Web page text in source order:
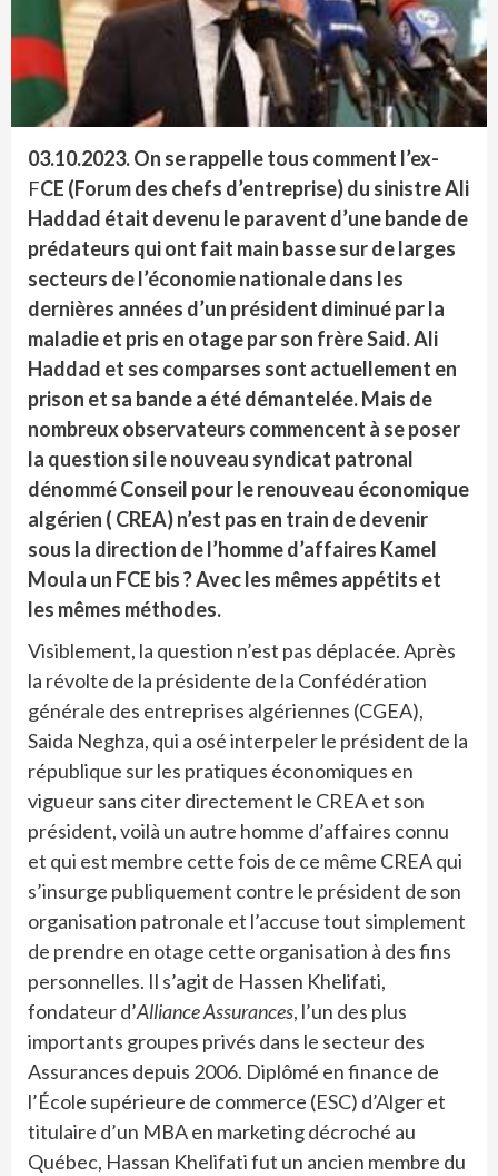
03.10.2023. On se rappelle tous comment l’ex-
FCE (Forum des chefs d’entreprise) du sinistre Ali
Haddad était devenu le paravent d’une bande de
prédateurs qui ont fait main basse sur de larges
secteurs de l’économie nationale dans les
dernières années d’un président diminué par la
maladie et pris en otage par son frère Said. Ali
Haddad et ses comparses sont actuellement en
prison et sa bande a été démantelée. Mais de
nombreux observateurs commencent à se poser
la question si le nouveau syndicat patronal
dénommé Conseil pour le renouveau économique
algérien ( CREA) n’est pas en train de devenir
sous la direction de l’homme d’affaires Kamel
Moula un FCE bis ? Avec les mêmes appétits et
les mêmes méthodes.
Visiblement, la question n’est pas déplacée. Après
la révolte de la présidente de la Confédération
générale des entreprises algériennes (CGEA),
Saida Neghza, qui a osé interpeler le président de la
république sur les pratiques économiques en
vigueur sans citer directement le CREA et son
président, voilà un autre homme d’affaires connu
et qui est membre cette fois de ce même CREA qui
s’insurge publiquement contre le président de son
organisation patronale et l’accuse tout simplement
de prendre en otage cette organisation à des fins
personnelles. Il s’agit de Hassen Khelifati,
fondateur d’AllianceAssurances, l’un des plus
importants groupes privés dans le secteur des
Assurances depuis 2006. Diplômé en finance de
l’École supérieure de commerce (ESC) d’Alger et
titulaire d’un MBA en marketing décroché au
Québec, Hassan Khelifati fut un ancien membre du